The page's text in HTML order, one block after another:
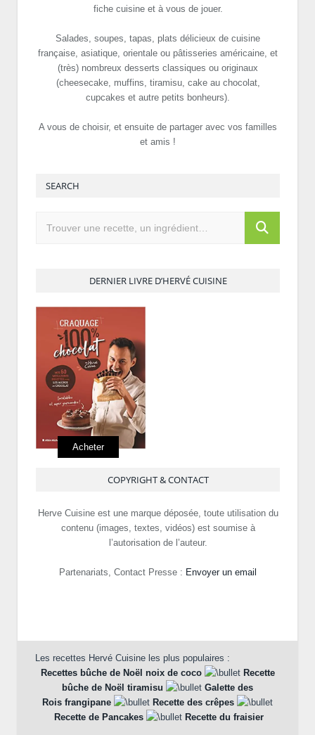
fiche cuisine et à vous de jouer.
Salades, soupes, tapas, plats délicieux de cuisine
française, asiatique, orientale ou pâtisseries américaine, et
(très) nombreux desserts classiques ou originaux
(cheesecake, muffins, tiramisu, cake au chocolat,
cupcakes et autre petits bonheurs).
A vous de choisir, et ensuite de partager avec vos familles
et amis !
SEARCH
DERNIER LIVRE D’HERVÉ CUISINE
Acheter
COPYRIGHT & CONTACT
Herve Cuisine est une marque déposée, toute utilisation du
contenu (images, textes, vidéos) est soumise à
l’autorisation de l’auteur.
Partenariats, Contact Presse : Envoyer un email
Les recettes Hervé Cuisine les plus populaires :
Recettes bûche de Noël noix de coco
Recette
bûche de Noël tiramisu
Galette des
Rois frangipane
Recette des crêpes
Recette de Pancakes
Recette du fraisier